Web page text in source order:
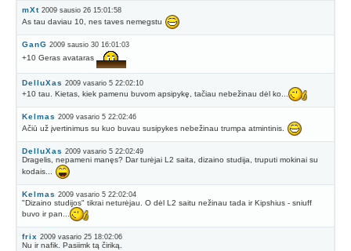
mXt 2009 sausio 26 15:01:58
As tau daviau 10, nes taves nemegstu
GanG 2009 sausio 30 16:01:03
+10 Geras avataras
DelluXas 2009 vasario 5 22:02:10
+10 tau. Kietas, kiek pamenu buvom apsipykę, tačiau nebežinau dėl ko...
Kelmas 2009 vasario 5 22:02:46
Ačiū už įvertinimus su kuo buvau susipykes nebežinau trumpa atmintinis.
DelluXas 2009 vasario 5 22:02:49
Dragelis, nepameni manęs? Dar turėjai L2 saita, dizaino studija, truputi mokinai su
kodais...
Kelmas 2009 vasario 5 22:02:04
"Dizaino studijos" tikrai neturėjau. O dėl L2 saitu nežinau tada ir Kipshius - sniuff
buvo ir pan...
frix 2009 vasario 25 18:02:06
Nu ir nafik. Pasiimk tą čiriką.